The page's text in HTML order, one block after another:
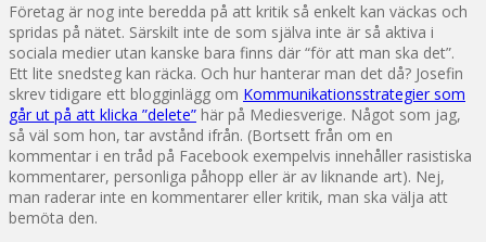
Företag är nog inte beredda på att kritik så enkelt kan väckas och
spridas på nätet. Särskilt inte de som själva inte är så aktiva i
sociala medier utan kanske bara finns där “för att man ska det”.
Ett lite snedsteg kan räcka. Och hur hanterar man det då? Josefin
skrev tidigare ett blogginlägg om Kommunikationsstrategier som
går ut på att klicka ”delete” här på Mediesverige. Något som jag,
så väl som hon, tar avstånd ifrån. (Bortsett från om en
kommentar i en tråd på Facebook exempelvis innehåller rasistiska
kommentarer, personliga påhopp eller är av liknande art). Nej,
man raderar inte en kommentarer eller kritik, man ska välja att
bemöta den.